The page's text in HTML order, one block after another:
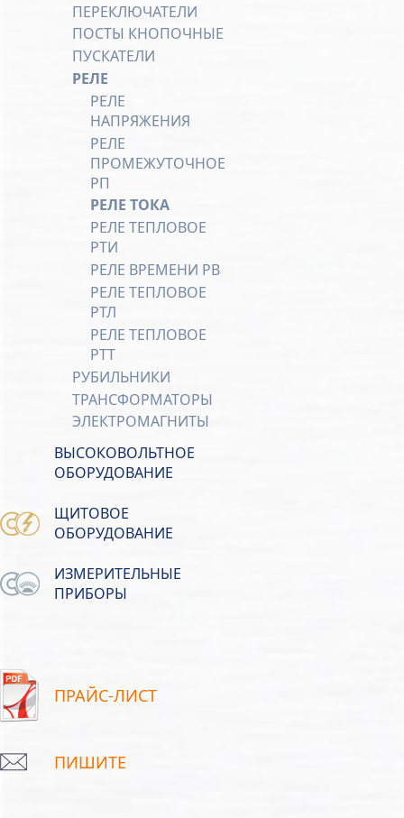
ПЕРЕКЛЮЧАТЕЛИ
ПОСТЫ КНОПОЧНЫЕ
ПУСКАТЕЛИ
РЕЛЕ
РЕЛЕ
НАПРЯЖЕНИЯ
РЕЛЕ
ПРОМЕЖУТОЧНОЕ
РП
РЕЛЕ ТОКА
РЕЛЕ ТЕПЛОВОЕ
РТИ
РЕЛЕ ВРЕМЕНИ РВ
РЕЛЕ ТЕПЛОВОЕ
РТЛ
РЕЛЕ ТЕПЛОВОЕ
РТТ
РУБИЛЬНИКИ
ТРАНСФОРМАТОРЫ
ЭЛЕКТРОМАГНИТЫ
ВЫСОКОВОЛЬТНОЕ
ОБОРУДОВАНИЕ
ЩИТОВОЕ
ОБОРУДОВАНИЕ
ИЗМЕРИТЕЛЬНЫЕ
ПРИБОРЫ
ПРАЙС-ЛИСТ
ПИШИТЕ